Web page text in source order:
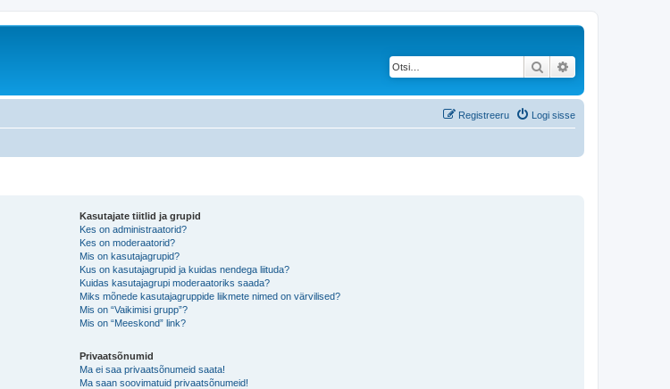
Otsi
Logi sisse
Registreeru
Kasutajate tiitlid ja grupid
Kes on administraatorid?
Kes on moderaatorid?
Mis on kasutajagrupid?
Kus on kasutajagrupid ja kuidas nendega liituda?
Kuidas kasutajagrupi moderaatoriks saada?
Miks mõnede kasutajagruppide liikmete nimed on värvilised?
Mis on “Vaikimisi grupp”?
Mis on “Meeskond” link?
Privaatsõnumid
Ma ei saa privaatsõnumeid saata!
Ma saan soovimatuid privaatsõnumeid!